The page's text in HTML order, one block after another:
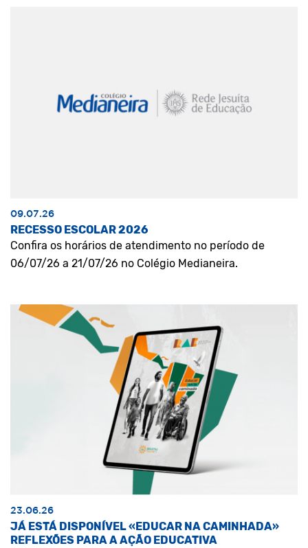
09.07.26
RECESSO ESCOLAR 2026
Confira os horários de atendimento no período de
06/07/26 a 21/07/26 no Colégio Medianeira.
23.06.26
JÁ ESTÁ DISPONÍVEL «EDUCAR NA CAMINHADA»
REFLEXÕES PARA A AÇÃO EDUCATIVA